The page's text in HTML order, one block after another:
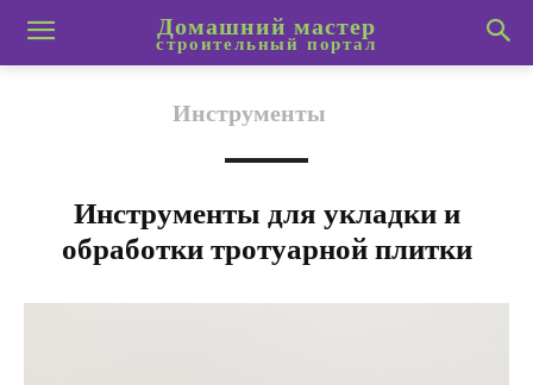
Домашний мастер
строительный портал
Инструменты
Инструменты для укладки и
обработки тротуарной плитки